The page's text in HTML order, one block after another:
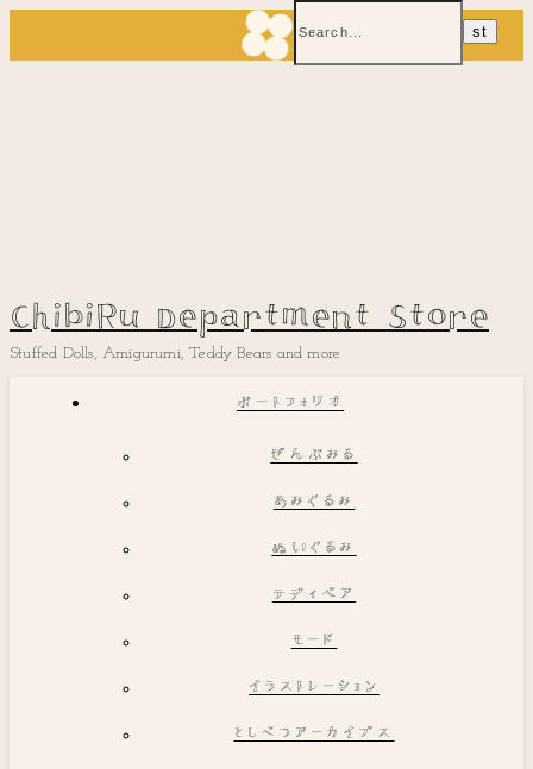
ChibiRu Department Store
Stuffed Dolls, Amigurumi, Teddy Bears and more
ポートフォリオ
ぜんぶみる
あみぐるみ
ぬいぐるみ
テディベア
モード
イラストレーション
としべつアーカイブス